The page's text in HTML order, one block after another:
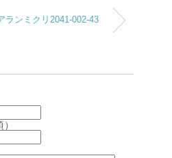
ランミクリ2041-002-43